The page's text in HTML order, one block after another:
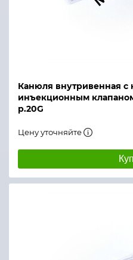
Канюля внутривенная с
инъекционным
р.20G
Цену уточняйте